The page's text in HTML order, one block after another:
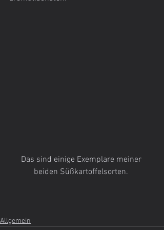
Das sind einige Exemplare meiner
beiden Süßkartoffelsorten.
Allgemein